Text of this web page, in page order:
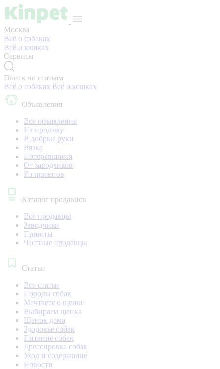
Москва
Всё о собаках
Всё о кошках
Сервисы
Поиск по статьям
Всё о собаках Всё о кошках
Объявления
Все объявления
На продажу
В добрые руки
Вязка
Потерявшиеся
От заводчиков
Из приютов
Каталог продавцов
Все продавцы
Заводчики
Приюты
Частные продавцы
Статьи
Все статьи
Породы собак
Мечтаете о щенке
Выбираем щенка
Щенок дома
Здоровье собак
Питание собак
Дрессировка собак
Уход и содержание
Новости